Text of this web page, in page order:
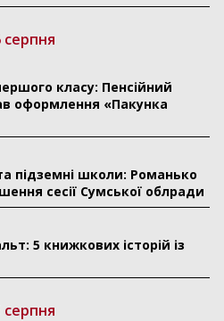
серпня
класу: Пенсійний
оформлення «Пакунка
підземні школи: Романько
сесії Сумської облради
5 книжкових історій із
серпня